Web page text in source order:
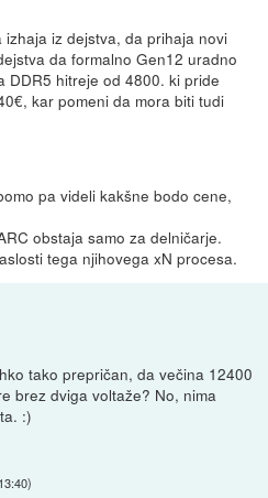
iz dejstva, da prihaja novi
da formalno Gen12 uradno
DDR5 hitreje od 4800. ki pride
kar pomeni da mora biti tudi
pa videli kakšne bodo cene,
obstaja samo za delničarje.
tega njihovega xN procesa.
tako prepričan, da večina 12400
brez dviga voltaže? No, nima
:)
)